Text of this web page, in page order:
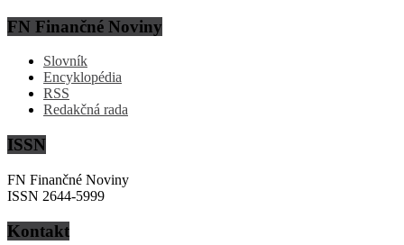
FN Finančné Noviny
Slovník
Encyklopédia
RSS
Redakčná rada
ISSN
FN Finančné Noviny
ISSN 2644-5999
Kontakt